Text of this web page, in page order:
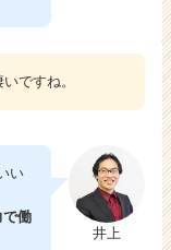
ですね。
井上
い
で働